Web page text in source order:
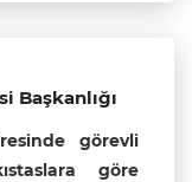
Başkanlığı
görevli
göre